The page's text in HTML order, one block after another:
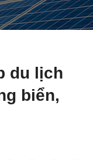
du lịch
biển,